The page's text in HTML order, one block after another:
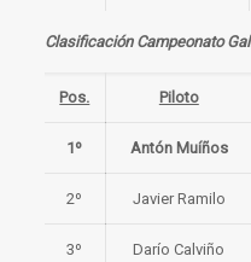
Clasificación Campeonato
Pos. Piloto
1º Antón Muíños
2º Javier Ramilo
3º Darío Calviño